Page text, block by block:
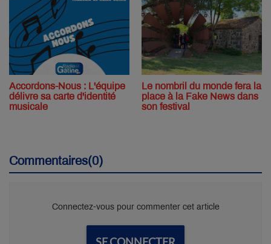
Accordons-Nous : L'équipe
délivre sa carte d'identité
musicale
Le nombril du monde fera la
place à la Fake News dans
son festival
Commentaires(0)
Connectez-vous pour commenter cet article